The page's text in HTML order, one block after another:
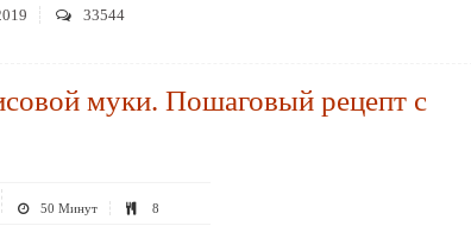
33544
муки. Пошаговый рецепт с
50 Минут 8